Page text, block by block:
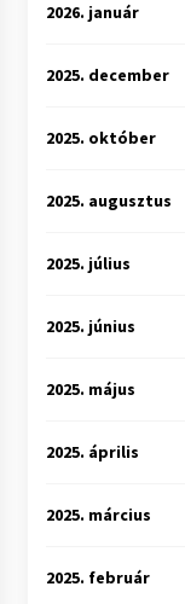
2026. január
2025. december
2025. október
2025. augusztus
2025. július
2025. június
2025. május
2025. április
2025. március
2025. február